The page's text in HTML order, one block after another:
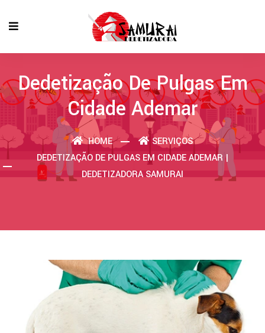
Dedetização De Pulgas Em
Cidade Ademar
HOME
SERVIÇOS
DEDETIZAÇÃO DE PULGAS EM CIDADE ADEMAR |
DEDETIZADORA SAMURAI